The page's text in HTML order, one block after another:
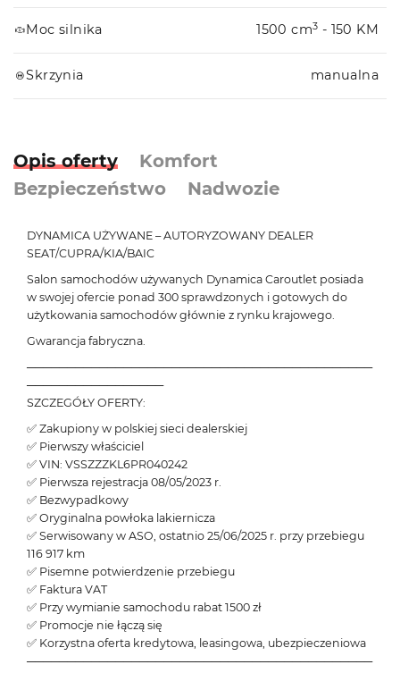
Moc silnika 1500 cm3 - 150 KM
Skrzynia manualna
Opis oferty
Komfort
Bezpieczeństwo
Nadwozie
DYNAMICA UŻYWANE – AUTORYZOWANY DEALER
SEAT/CUPRA/KIA/BAIC
Salon samochodów używanych Dynamica Caroutlet posiada
w swojej ofercie ponad 300 sprawdzonych i gotowych do
użytkowania samochodów głównie z rynku krajowego.
Gwarancja fabryczna.
───────────────────────────────────────────
─────────────────
SZCZEGÓŁY OFERTY:
✅ Zakupiony w polskiej sieci dealerskiej
✅ Pierwszy właściciel
✅ VIN: VSSZZZKL6PR040242
✅ Pierwsza rejestracja 08/05/2023 r.
✅ Bezwypadkowy
✅ Oryginalna powłoka lakiernicza
✅ Serwisowany w ASO, ostatnio 25/06/2025 r. przy przebiegu
116 917 km
✅ Pisemne potwierdzenie przebiegu
✅ Faktura VAT
✅ Przy wymianie samochodu rabat 1500 zł
✅ Promocje nie łączą się
✅ Korzystna oferta kredytowa, leasingowa, ubezpieczeniowa
───────────────────────────────────────────